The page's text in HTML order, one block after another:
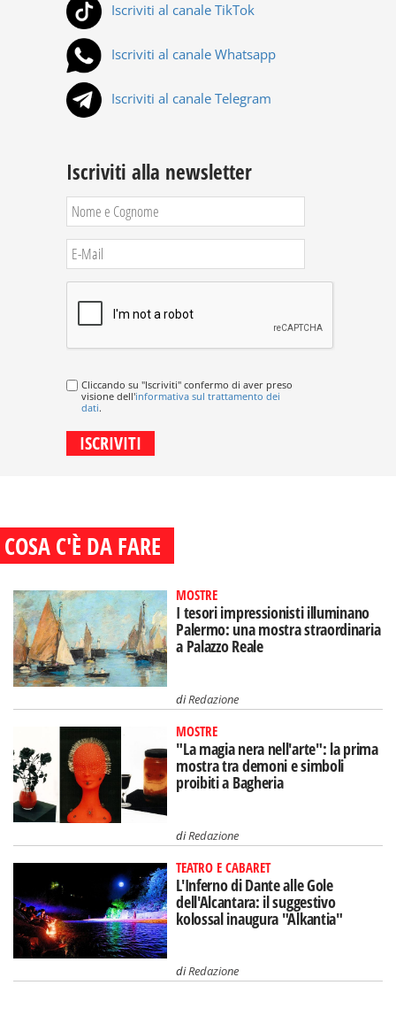
Iscriviti al canale TikTok
Iscriviti al canale Whatsapp
Iscriviti al canale Telegram
Iscriviti alla newsletter
Cliccando su "Iscriviti" confermo di aver preso
visione dell'informativa sul trattamento dei
dati.
COSA C'È DA FARE
MOSTRE
I tesori impressionisti illuminano
Palermo: una mostra straordinaria
a Palazzo Reale
diRedazione
MOSTRE
"La magia nera nell'arte": la prima
mostra tra demoni e simboli
proibiti a Bagheria
diRedazione
TEATRO E CABARET
L'Inferno di Dante alle Gole
dell'Alcantara: il suggestivo
kolossal inaugura "Alkantia"
diRedazione